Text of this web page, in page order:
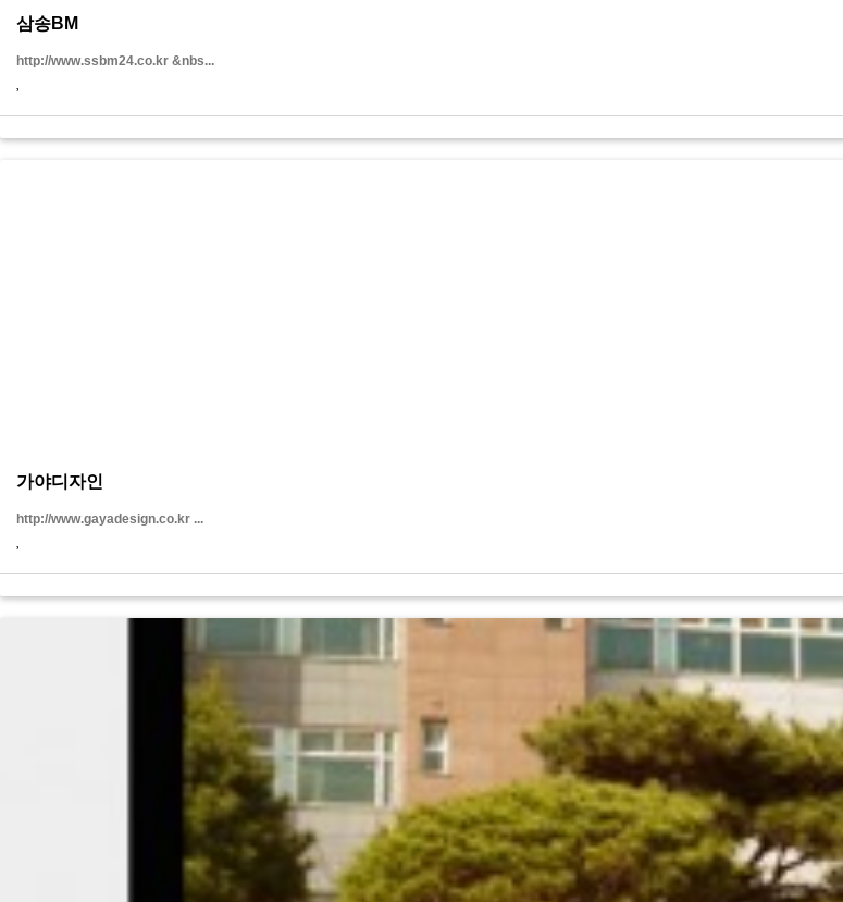
삼송BM
http://www.ssbm24.co.kr &nbs...
가야디자인
http://www.gayadesign.co.kr ...